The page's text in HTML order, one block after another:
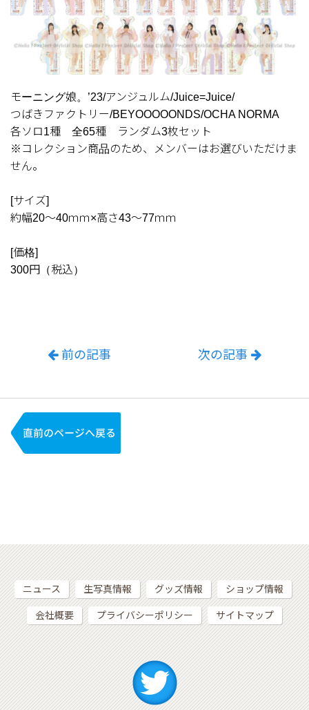
モーニング娘。’23/アンジュルム/Juice=Juice/
つばきファクトリー/BEYOOOOONDS/OCHA NORMA
各ソロ1種 全65種 ランダム3枚セット
※コレクション商品のため、メンバーはお選びいただけま
せん。
[サイズ]
約幅20～40ｍｍ×高さ43～77ｍｍ
[価格]
300円（税込）
前の記事 次の記事
ニュース 生写真情報 グッズ情報 ショップ情報
会社概要 プライバシーポリシー サイトマップ